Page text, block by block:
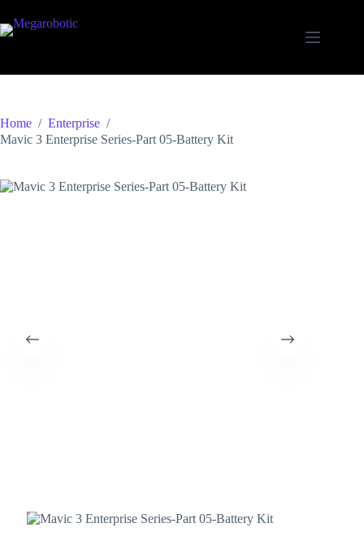
Home / Enterprise /
Mavic 3 Enterprise Series-Part 05-Battery Kit